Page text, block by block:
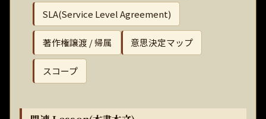
SLA(Service Level Agreement)
著作権譲渡 / 帰属 意思決定マップ
スコープ